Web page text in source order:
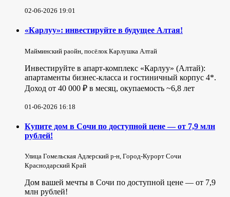
02-06-2026 19:01
«Карлуу»: инвестируйте в будущее Алтая!
Майминский раойн, посёлок Карлушка Алтай
Инвестируйте в апарт-комплекс «Карлуу» (Алтай):
апартаменты бизнес-класса и гостиничный корпус 4*.
Доход от 40 000 ₽ в месяц, окупаемость ~6,8 лет
01-06-2026 16:18
Купите дом в Сочи по доступной цене — от 7,9 млн
рублей!
Улица Гомельская Адлерский р-н, Город-Курорт Сочи
Краснодарский Край
Дом вашей мечты в Сочи по доступной цене — от 7,9
млн рублей!